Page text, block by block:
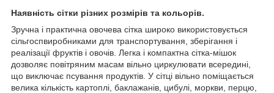
Наявність сітки різних розмірів та кольорів.
Зручна і практична овочева сітка широко використовується
сільгоспвиробниками для транспортування, зберігання і
реалізації фруктів і овочів. Легка і компактна сітка-мішок
дозволяє повітряним масам вільно циркулювати всередині,
що виключає псування продуктів. У сітці вільно поміщається
велика кількість картоплі, баклажанів, цибулі, моркви, перцю,